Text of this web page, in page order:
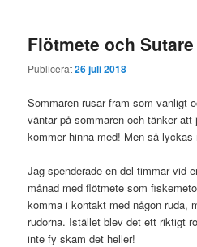
Flötmete och Sutare
Publicerat26 juli 2018
Sommaren rusar fram som vanligt
väntar på sommaren och tänker
kommer hinna med! Men så
Jag spenderade en del timmar vid
månad med flötmete som
komma i kontakt med någon ruda,
rudorna. Istället blev det ett riktigt
inte fy skam det heller!